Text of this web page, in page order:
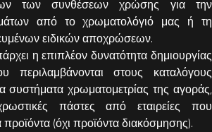
των συνθέσεων χρώσης για την
από το χρωματολόγιό μας ή τη
ειδικών αποχρώσεων.
η επιπλέον δυνατότητα δημιουργίας
στους καταλόγους
συστήματα χρωματομετρίας της αγοράς,
πάστες από εταιρείες που
(όχι προϊόντα διακόσμησης).